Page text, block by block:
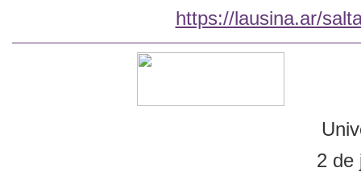
https://lausina.ar/
2 de